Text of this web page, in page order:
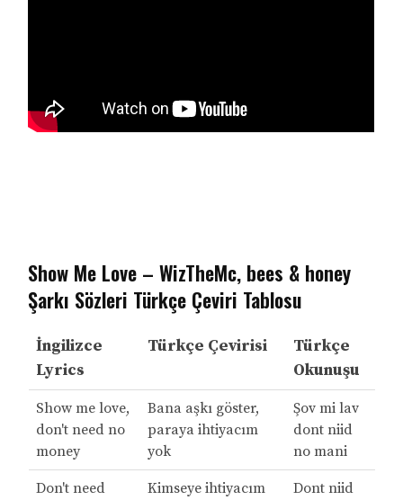
Show Me Love – WizTheMc, bees & honey
Şarkı Sözleri Türkçe Çeviri Tablosu
İngilizce
Lyrics
Türkçe Çevirisi
Türkçe
Okunuşu
Show me love,
don't need no
money
Bana aşkı göster,
paraya ihtiyacım
yok
Şov mi lav
dont niid
no mani
Don't need Kimseye ihtiyacım Dont niid